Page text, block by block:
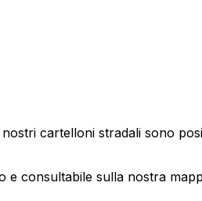
nostri cartelloni stradali sono
e consultabile sulla nostra